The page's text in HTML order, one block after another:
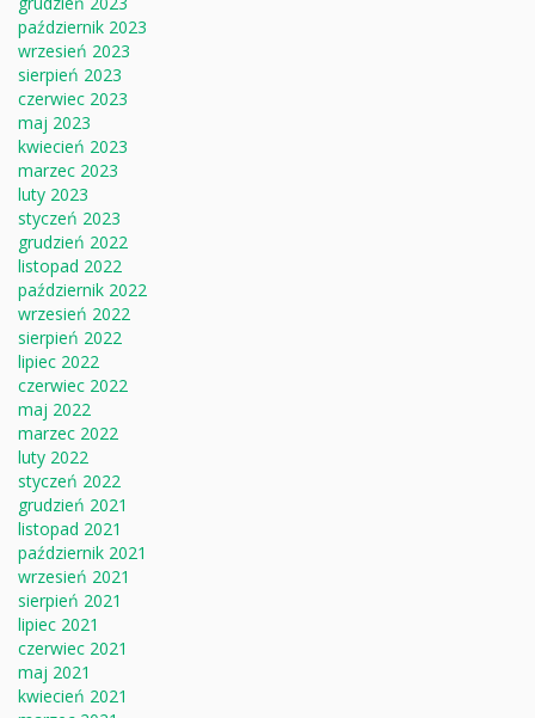
październik 2023
wrzesień 2023
sierpień 2023
czerwiec 2023
maj 2023
kwiecień 2023
marzec 2023
luty 2023
styczeń 2023
grudzień 2022
listopad 2022
październik 2022
wrzesień 2022
sierpień 2022
lipiec 2022
czerwiec 2022
maj 2022
marzec 2022
luty 2022
styczeń 2022
grudzień 2021
listopad 2021
październik 2021
wrzesień 2021
sierpień 2021
lipiec 2021
czerwiec 2021
maj 2021
kwiecień 2021